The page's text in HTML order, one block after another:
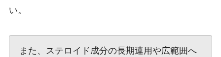
い。
また、ステロイド成分の長期連用や広範囲へ